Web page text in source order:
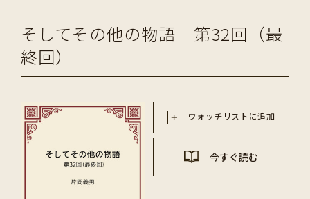
そしてその他の物語 第32回（最
終回）
ウォッチリストに追加
今すぐ読む